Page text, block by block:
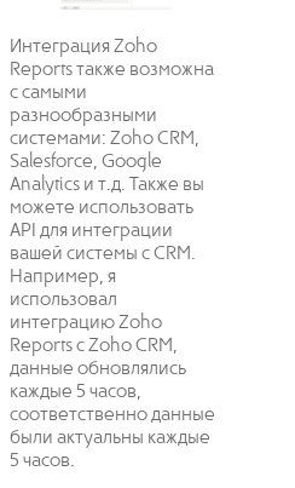
Интеграция Zoho
Reports также возможна
с самыми
разнообразными
системами: Zoho CRM,
Salesforce, Google
Analytics и т.д. Также вы
можете использовать
API для интеграции
вашей системы с CRM.
Например, я
использовал
интеграцию Zoho
Reports с Zoho CRM,
данные обновлялись
каждые 5 часов,
соответственно данные
были актуальны каждые
5 часов.